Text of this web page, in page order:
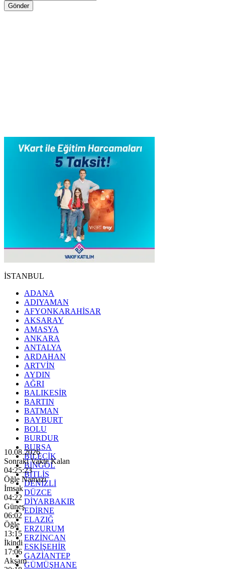
Gönder
İSTANBUL
ADANA
ADIYAMAN
AFYONKARAHİSAR
AKSARAY
AMASYA
ANKARA
ANTALYA
ARDAHAN
ARTVİN
AYDIN
AĞRI
BALIKESİR
BARTIN
BATMAN
BAYBURT
BOLU
BURDUR
BURSA
BİLECİK
BİNGÖL
BİTLİS
DENİZLİ
DÜZCE
DİYARBAKIR
EDİRNE
ELAZIĞ
ERZURUM
ERZİNCAN
ESKİŞEHİR
GAZİANTEP
GÜMÜŞHANE
10.08.2026
Sonraki Vakte Kalan
04:25:21
Öğle Namazı
İmsak
04:22
Güneş
06:02
Öğle
13:15
İkindi
17:06
Akşam